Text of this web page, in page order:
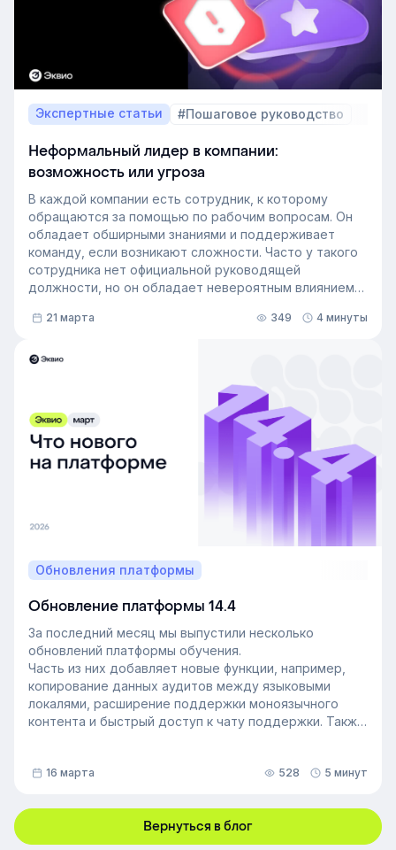
Экспертные статьи #Пошаговое руководство
Неформальный лидер в компании:
возможность или угроза
В каждой компании есть сотрудник, к которому
обращаются за помощью по рабочим вопросам. Он
обладает обширными знаниями и поддерживает
команду, если возникают сложности. Часто у такого
сотрудника нет официальной руководящей
должности, но он обладает невероятным влиянием
неформальный лидер группы. У него есть авторитет
процессы в компании и умеет выстраивать
неформальных лидеров и применение их навыков
может стать стратегией управления персоналом,
которая повысит производительность и создаст
более позитивную корпоративную культуру. Как это
сделать — рассказали в статье.
21 марта 349 4 минуты
Обновления платформы
Обновление платформы 14.4
За последний месяц мы выпустили несколько
обновлений платформы обучения.
Часть из них добавляет новые функции, например,
копирование данных аудитов между языковыми
локалями, расширение поддержки моноязычного
контента и быстрый доступ к чату поддержки. Также
доступов, добавили фильтрацию данных по точному
платформы.
16 марта 528 5 минут
Вернуться в блог